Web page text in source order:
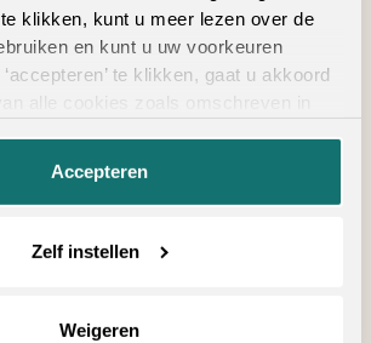
te klikken, kunt u meer lezen over de
en kunt u uw voorkeuren
te klikken, gaat u akkoord
Accepteren
Zelf instellen
Weigeren
Geschikte